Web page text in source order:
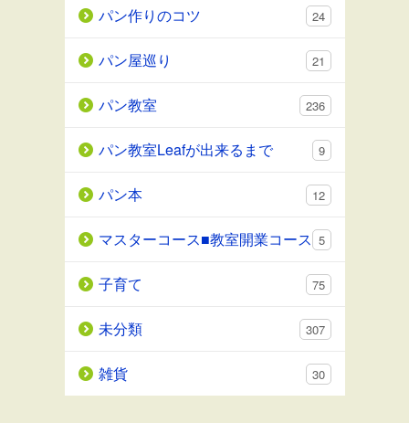
パン作りのコツ 24
パン屋巡り 21
パン教室 236
パン教室Leafが出来るまで 9
パン本 12
マスターコース■教室開業コース 5
子育て 75
未分類 307
雑貨 30